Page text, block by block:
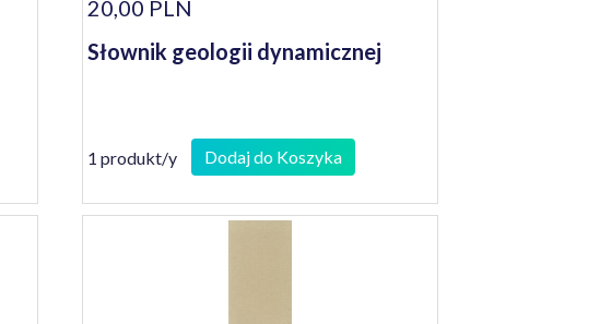
20,00 PLN
Słownik geologii dynamicznej
1 produkt/y Dodaj do Koszyka